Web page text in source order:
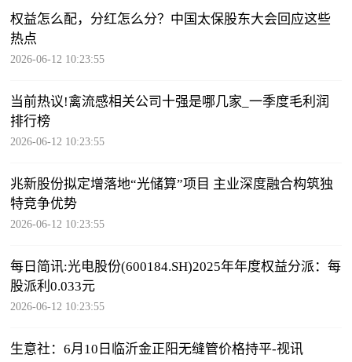
权益怎么配，分红怎么分？中国太保股东大会回应这些
热点
2026-06-12 10:23:55
当前热议!禽流感相关公司十强是哪几家_一季度毛利润
排行榜
2026-06-12 10:23:55
兆新股份拟定增落地“光储算”项目 主业深度融合构筑独
特竞争优势
2026-06-12 10:23:55
每日简讯:光电股份(600184.SH)2025年年度权益分派：每
股派利0.033元
2026-06-12 10:23:55
生意社：6月10日临沂金正阳无缝管价格持平-视讯